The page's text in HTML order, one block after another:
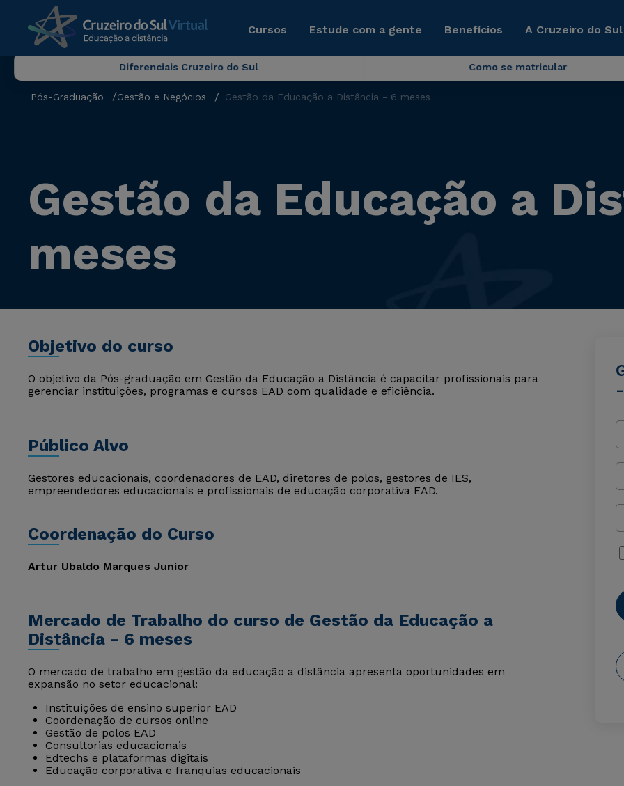
Cursos Estude com a gente Benefícios A Cruzeiro do
Diferenciais Cruzeiro do Sul Como se matricular
Pós-Graduação Gestão e Negócios Gestão da Educação a Distância - 6 meses
Gestão da Educação a
meses
Objetivo do curso
O objetivo da Pós-graduação em Gestão da Educação a Distância é capacitar profissionais para
gerenciar instituições, programas e cursos EAD com qualidade e eficiência.
Público Alvo
Gestores educacionais, coordenadores de EAD, diretores de polos, gestores de IES,
empreendedores educacionais e profissionais de educação corporativa EAD.
Coordenação do Curso
Artur Ubaldo Marques Junior
Mercado de Trabalho do curso de Gestão da Educação a
Distância - 6 meses
O mercado de trabalho em gestão da educação a distância apresenta oportunidades em
expansão no setor educacional:
Instituições de ensino superior EAD
Coordenação de cursos online
Gestão de polos EAD
Consultorias educacionais
Edtechs e plataformas digitais
Educação corporativa e franquias educacionais